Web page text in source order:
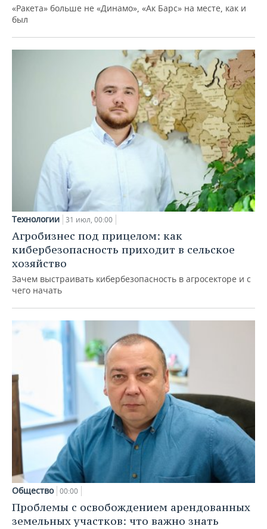
«Ракета» больше не «Динамо», «Ак Барс» на месте, как и
был
Технологии 31 июл, 00:00
Агробизнес под прицелом: как
кибербезопасность приходит в сельское
хозяйство
Зачем выстраивать кибербезопасность в агросекторе и с
чего начать
Общество 00:00
Проблемы с освобождением арендованных
земельных участков: что важно знать